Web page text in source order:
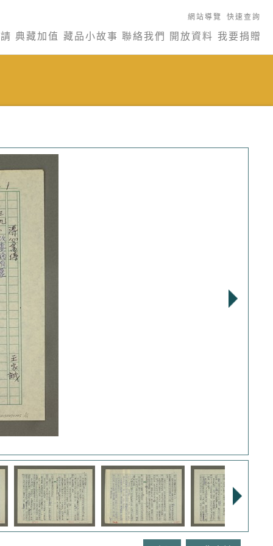
網站導覽 快速查詢
典藏加值 藏品小故事 聯絡我們 開放資料 我要捐贈